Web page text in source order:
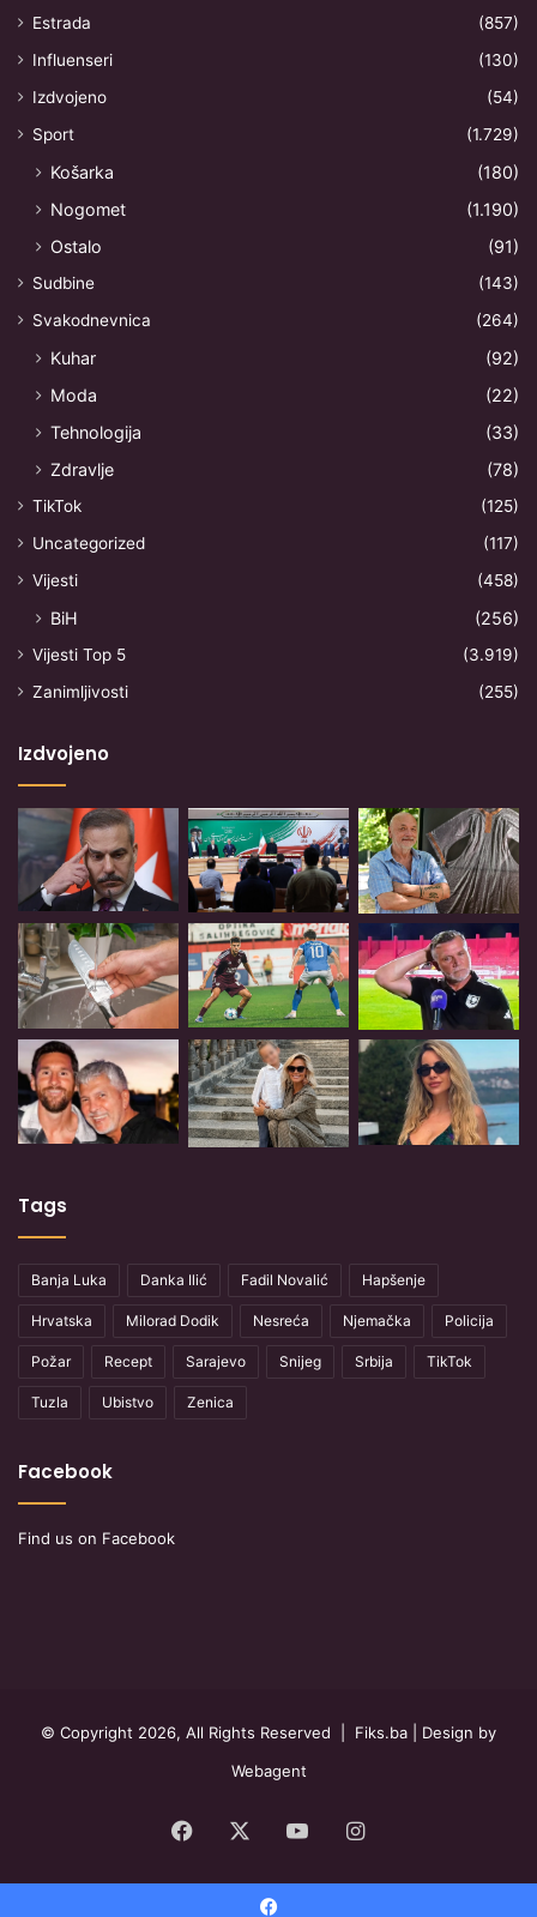
Estrada
(857)
Influenseri
(130)
Izdvojeno
(54)
Sport
(1.729)
Košarka
(180)
Nogomet
(1.190)
Ostalo
(91)
Sudbine
(143)
Svakodnevnica
(264)
Kuhar
(92)
Moda
(22)
Tehnologija
(33)
Zdravlje
(78)
TikTok
(125)
Uncategorized
(117)
Vijesti
(458)
BiH (256)
Vijesti Top 5
(3.919)
Zanimljivosti
(255)
Izdvojeno
Tags
Banja Luka Danka Ilić Fadil Novalić Hapšenje
Hrvatska Milorad Dodik Nesreća Njemačka Policija
Požar Recept Sarajevo Snijeg Srbija TikTok
Tuzla Ubistvo Zenica
Facebook
Find us on Facebook
© Copyright 2026, All Rights Reserved | Fiks.ba | Design by
Webagent
Facebook YouTubeInstagram